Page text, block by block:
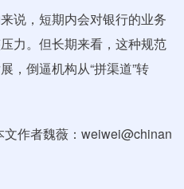
，短期内会对银行的业务
力。但长期来看，这种规范
，倒逼机构从“拼渠道”转
作者魏薇：weiwei@chinan